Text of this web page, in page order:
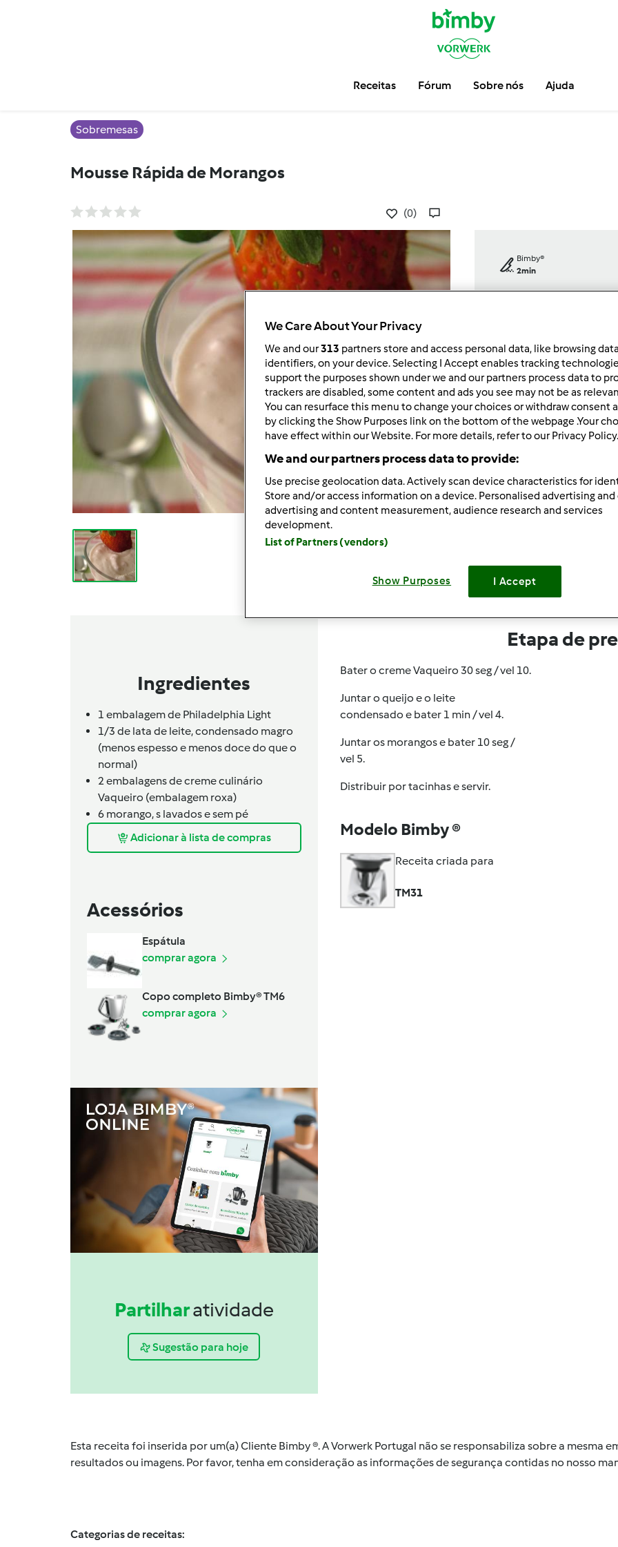
Receitas Fórum Sobre nós Ajuda
Sobremesas
Mousse Rápida de Morangos
(0)
Bimby®
2min
dose/s
-- --
--
Ingredientes
1 embalagem de Philadelphia Light
1/3 de lata de leite,condensado magro
(menos espesso e menos doce do que o
normal)
2 embalagens de creme culinário
Vaqueiro (embalagem roxa)
6 morango,s lavados e sem pé
Adicionar à lista de compras
Acessórios
Espátula
comprar agora
Copo completo Bimby® TM6
comprar agora
Partilharatividade
Sugestão para hoje
Etapa de
Bater o creme Vaqueiro 30 seg / vel 10.
Juntar o queijo e o leite
condensado e bater 1 min / vel 4.
Juntar os morangos e bater 10 seg /
vel 5.
Distribuir por tacinhas e servir.
Modelo Bimby ®
Receita criada para
TM31
Esta receita foi inserida por um(a) Cliente Bimby ®. A Vorwerk Portugal não se responsabiliza sobre a mesma
resultados ou imagens. Por favor, tenha em consideração as informações de segurança contidas no nosso
Categorias de receitas:
We Care About Your Privacy
We and our313 partners store and access personal data, like browsing
identifiers, on your device. Selecting I Accept enables tracking
support the purposes shown under we and our partners process data to
trackers are disabled, some content and ads you see may not be as
You can resurface this menu to change your choices or withdraw consent
by clicking the Show Purposes link on the bottom of the webpage .Your
have effect within our Website. For more details, refer to our Privacy Policy.
We and our partners process data to provide:
Use precise geolocation data. Actively scan device characteristics for
Store and/or access information on a device. Personalised advertising
advertising and content measurement, audience research and services
development.
List of Partners (vendors)
Show Purposes I Accept